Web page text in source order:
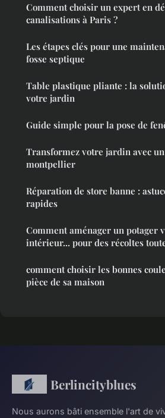
Comment choisir un expert en
canalisations à Paris ?
Les étapes clés pour une
fosse septique
Table plastique pliante : la
votre jardin
Guide simple pour la pose de
Transformez votre jardin avec
montpellier
Réparation de store banne :
rapides
Comment aménager un potager
intérieur... pour des récoltes
comment choisir les bonnes
pièce de sa maison
Berlincityblues
Nous aurons bâti ensemble l'art de